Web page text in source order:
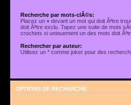
Recherche par mots-clÃ©s:
Placez un+ devant un mot qui doit Ãªtre
doit Ãªtre exclu. Tapez une suite de mots
crochets si uniquement un des mots doit
Rechercher par auteur:
Utilisez un * comme joker pour des
OPTIONS DE RECHERCHE